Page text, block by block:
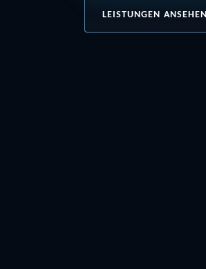
LEISTUNGEN ANSEHEN